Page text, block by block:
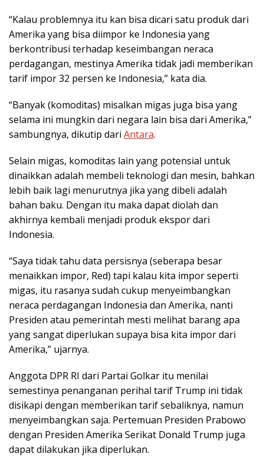
“Kalau problemnya itu kan bisa dicari satu produk dari
Amerika yang bisa diimpor ke Indonesia yang
berkontribusi terhadap keseimbangan neraca
perdagangan, mestinya Amerika tidak jadi memberikan
tarif impor 32 persen ke Indonesia,” kata dia.
“Banyak (komoditas) misalkan migas juga bisa yang
selama ini mungkin dari negara lain bisa dari Amerika,”
sambungnya, dikutip dari Antara.
Selain migas, komoditas lain yang potensial untuk
dinaikkan adalah membeli teknologi dan mesin, bahkan
lebih baik lagi menurutnya jika yang dibeli adalah
bahan baku. Dengan itu maka dapat diolah dan
akhirnya kembali menjadi produk ekspor dari
Indonesia.
“Saya tidak tahu data persisnya (seberapa besar
menaikkan impor, Red) tapi kalau kita impor seperti
migas, itu rasanya sudah cukup menyeimbangkan
neraca perdagangan Indonesia dan Amerika, nanti
Presiden atau pemerintah mesti melihat barang apa
yang sangat diperlukan supaya bisa kita impor dari
Amerika,” ujarnya.
Anggota DPR RI dari Partai Golkar itu menilai
semestinya penanganan perihal tarif Trump ini tidak
disikapi dengan memberikan tarif sebaliknya, namun
menyeimbangkan saja. Pertemuan Presiden Prabowo
dengan Presiden Amerika Serikat Donald Trump juga
dapat dilakukan jika diperlukan.